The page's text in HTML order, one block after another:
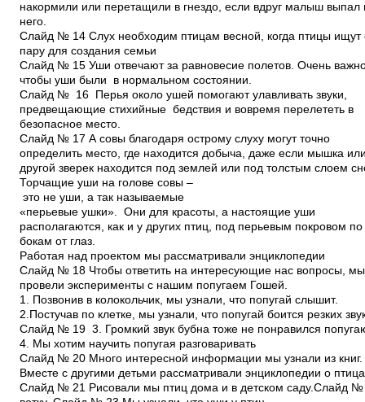
накормили или перетащили в гнездо, если вдруг малыш выпал
него.
Слайд № 14 Слух необходим птицам весной, когда птицы
пару для создания семьи
Слайд № 15 Уши отвечают за равновесие полетов. Очень
чтобы уши были в нормальном состоянии.
Слайд № 16 Перья около ушей помогают улавливать звуки,
предвещающие стихийные бедствия и вовремя перелететь в
безопасное место.
Слайд № 17 А совы благодаря острому слуху могут точно
определить место, где находится добыча, даже если мышка
другой зверек находится под землей или под толстым слоем
Торчащие уши на голове совы –
это не уши, а так называемые
«перьевые ушки». Они для красоты, а настоящие уши
располагаются, как и у других птиц, под перьевым покровом по
бокам от глаз.
Работая над проектом мы рассматривали энциклопедии
Слайд № 18 Чтобы ответить на интересующие нас вопросы,
провели эксперименты с нашим попугаем Гошей.
1. Позвонив в колокольчик, мы узнали, что попугай слышит.
2.Постучав по клетке, мы узнали, что попугай боится резких
Слайд № 19 3. Громкий звук бубна тоже не понравился
4. Мы хотим научить попугая разговаривать
Слайд № 20 Много интересной информации мы узнали из книг.
Вместе с другими детьми рассматривали энциклопедии о
Слайд № 21 Рисовали мы птиц дома и в детском саду.Слайд №